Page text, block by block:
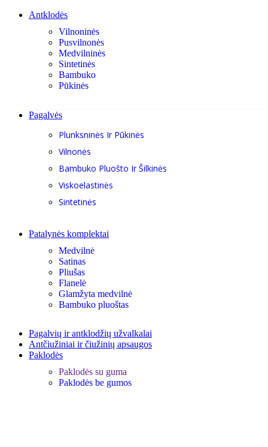
Antklodės
Vilnoninės
Pusvilnonės
Medvilninės
Sintetinės
Bambuko
Pūkinės
Pagalvės
Plunksninės Ir Pūkinės
Vilnonės
Bambuko Pluošto Ir Šilkinės
Viskoelastinės
Sintetinės
Patalynės komplektai
Medvilnė
Satinas
Pliušas
Flanelė
Glamžyta medvilnė
Bambuko pluoštas
Pagalvių ir antklodžių užvalkalai
Antčiužiniai ir čiužinių apsaugos
Paklodės
Paklodės su guma
Paklodės be gumos